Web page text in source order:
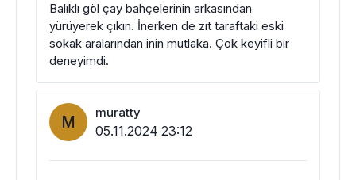
Balıklı göl çay bahçelerinin arkasından
yürüyerek çıkın. İnerken de zıt taraftaki eski
sokak aralarından inin mutlaka. Çok keyifli bir
deneyimdi.
M muratty
05.11.2024 23:12